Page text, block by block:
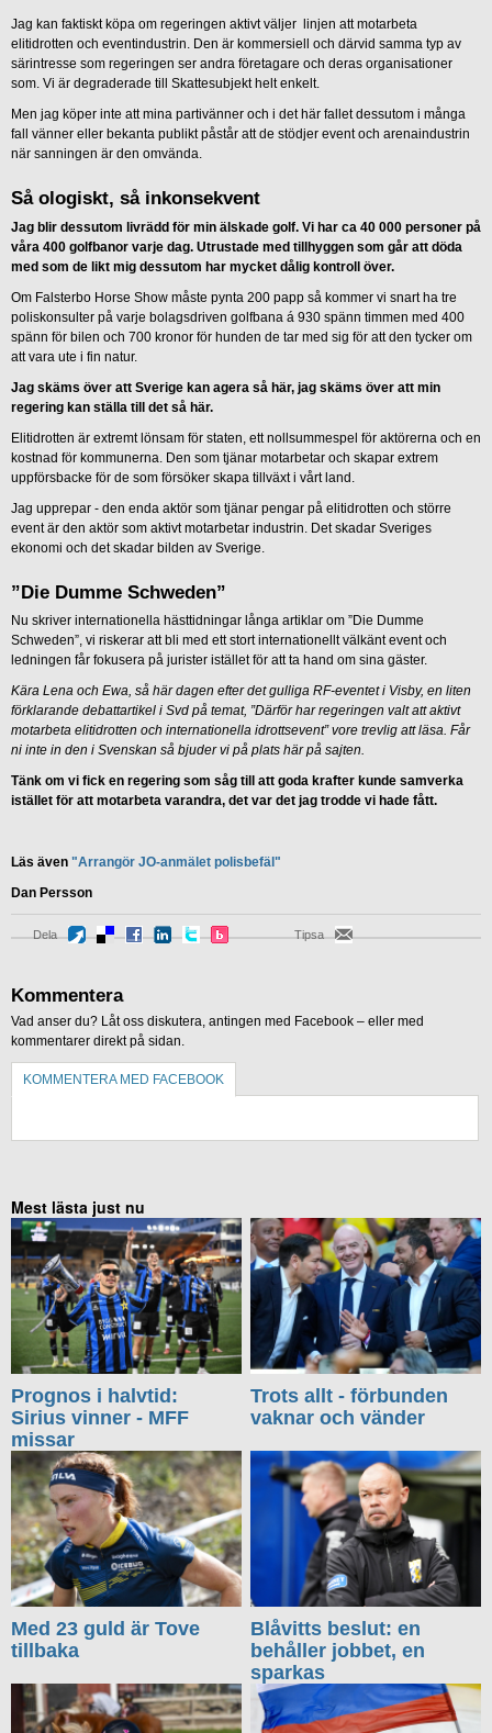
Jag kan faktiskt köpa om regeringen aktivt väljer linjen att motarbeta
elitidrotten och eventindustrin. Den är kommersiell och därvid samma typ av
särintresse som regeringen ser andra företagare och deras organisationer
som. Vi är degraderade till Skattesubjekt helt enkelt.
Men jag köper inte att mina partivänner och i det här fallet dessutom i många
fall vänner eller bekanta publikt påstår att de stödjer event och arenaindustrin
när sanningen är den omvända.
Så ologiskt, så inkonsekvent
Jag blir dessutom livrädd för min älskade golf. Vi har ca 40 000 personer på
våra 400 golfbanor varje dag. Utrustade med tillhyggen som går att döda
med som de likt mig dessutom har mycket dålig kontroll över.
Om Falsterbo Horse Show måste pynta 200 papp så kommer vi snart ha tre
poliskonsulter på varje bolagsdriven golfbana á 930 spänn timmen med 400
spänn för bilen och 700 kronor för hunden de tar med sig för att den tycker om
att vara ute i fin natur.
Jag skäms över att Sverige kan agera så här, jag skäms över att min
regering kan ställa till det så här.
Elitidrotten är extremt lönsam för staten, ett nollsummespel för aktörerna och en
kostnad för kommunerna. Den som tjänar motarbetar och skapar extrem
uppförsbacke för de som försöker skapa tillväxt i vårt land.
Jag upprepar - den enda aktör som tjänar pengar på elitidrotten och större
event är den aktör som aktivt motarbetar industrin. Det skadar Sveriges
ekonomi och det skadar bilden av Sverige.
”Die Dumme Schweden”
Nu skriver internationella hästtidningar långa artiklar om ”Die Dumme
Schweden”, vi riskerar att bli med ett stort internationellt välkänt event och
ledningen får fokusera på jurister istället för att ta hand om sina gäster.
Kära Lena och Ewa, så här dagen efter det gulliga RF-eventet i Visby, en liten
förklarande debattartikel i Svd på temat, ”Därför har regeringen valt att aktivt
motarbeta elitidrotten och internationella idrottsevent” vore trevlig att läsa. Får
ni inte in den i Svenskan så bjuder vi på plats här på sajten.
Tänk om vi fick en regering som såg till att goda krafter kunde samverka
istället för att motarbeta varandra, det var det jag trodde vi hade fått.
Läs även "Arrangör JO-anmälet polisbefäl"
Dan Persson
Dela Tipsa
Kommentera
Vad anser du? Låt oss diskutera, antingen med Facebook – eller med
kommentarer direkt på sidan.
KOMMENTERA MED FACEBOOK
Mest lästa just nu
Prognos i halvtid:
Sirius vinner - MFF
missar
Trots allt - förbunden
vaknar och vänder
Med 23 guld är Tove
tillbaka
Blåvitts beslut: en
behåller jobbet, en
sparkas